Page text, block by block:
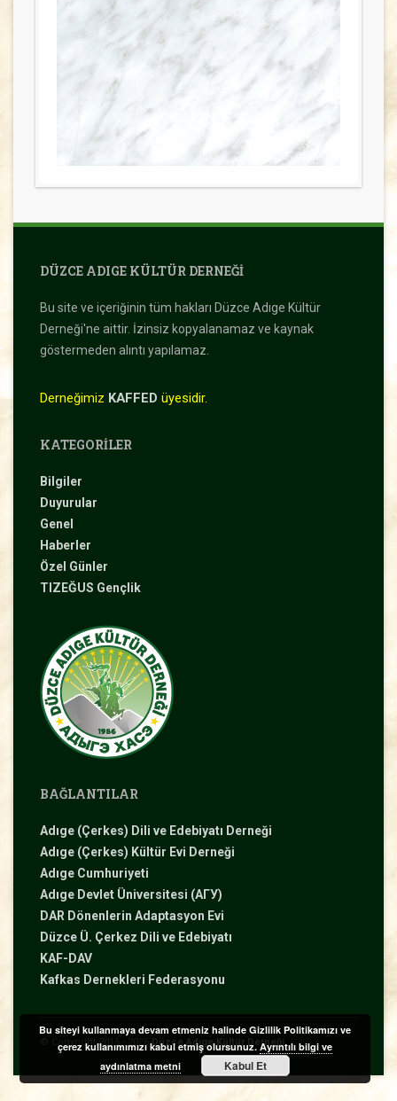
DÜZCE ADIGE KÜLTÜR DERNEĞI
Bu site ve içeriğinin tüm hakları Düzce Adıge Kültür
Derneği'ne aittir. İzinsiz kopyalanamaz ve kaynak
göstermeden alıntı yapılamaz.
Derneğimiz KAFFED üyesidir.
KATEGORILER
Bilgiler
Duyurular
Genel
Haberler
Özel Günler
TIZEĞUS Gençlik
BAĞLANTILAR
Adıge (Çerkes) Dili ve Edebiyatı Derneği
Adıge (Çerkes) Kültür Evi Derneği
Adıge Cumhuriyeti
Adıge Devlet Üniversitesi (АГУ)
DAR Dönenlerin Adaptasyon Evi
Düzce Ü. Çerkez Dili ve Edebiyatı
KAF-DAV
Kafkas Dernekleri Federasyonu
© Copyright 2015 - 2026Düzce Adıge Kültür Derneği Duyurular
Bu siteyi kullanmaya devam etmeniz halinde Gizlilik Politikamızı ve
çerez kullanımımızı kabul etmiş olursunuz.Ayrıntılı bilgi ve
aydınlatma metni
Kabul Et